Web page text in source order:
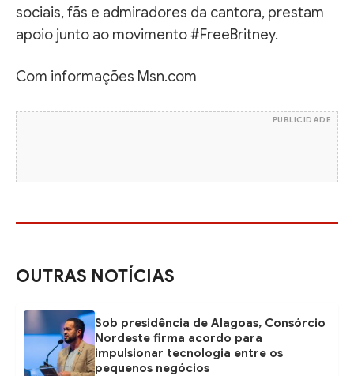
sociais, fãs e admiradores da cantora, prestam
apoio junto ao movimento #FreeBritney.
Com informações Msn.com
PUBLICIDADE
OUTRAS NOTÍCIAS
Sob presidência de Alagoas, Consórcio
Nordeste firma acordo para
impulsionar tecnologia entre os
pequenos negócios